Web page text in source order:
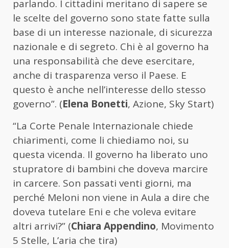
parlando. I cittadini meritano di sapere se
le scelte del governo sono state fatte sulla
base di un interesse nazionale, di sicurezza
nazionale e di segreto. Chi è al governo ha
una responsabilità che deve esercitare,
anche di trasparenza verso il Paese. E
questo è anche nell’interesse dello stesso
governo”. (Elena Bonetti, Azione, Sky Start)
“La Corte Penale Internazionale chiede
chiarimenti, come li chiediamo noi, su
questa vicenda. Il governo ha liberato uno
stupratore di bambini che doveva marcire
in carcere. Son passati venti giorni, ma
perché Meloni non viene in Aula a dire che
doveva tutelare Eni e che voleva evitare
altri arrivi?” (Chiara Appendino, Movimento
5 Stelle, L’aria che tira)